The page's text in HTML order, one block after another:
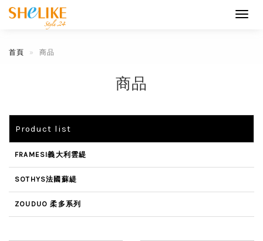
首頁 商品
商品
Product list
FRAMESI義大利雲緹
SOTHYS法國蘇緹
ZOUDUO 柔多系列